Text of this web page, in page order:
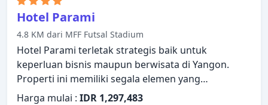
Hotel Parami
4.8 KM dari MFF Futsal Stadium
Hotel Parami terletak strategis baik untuk
keperluan bisnis maupun berwisata di Yangon.
Properti ini memiliki segala elemen yang
dibutuhkan untuk menginap dengan nyaman. Staf
Harga mulai : IDR 1,297,483